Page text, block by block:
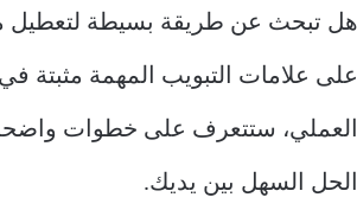
على علامات التبويب المهمة مثبتة
الحل السهل بين يديك.